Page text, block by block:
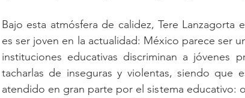
Bajo esta atmósfera de calidez, Tere
es ser joven en la actualidad: México parece ser
instituciones educativas discriminan a jóvenes
tacharlas de inseguras y violentas, siendo que
atendido en gran parte por el sistema educativo: